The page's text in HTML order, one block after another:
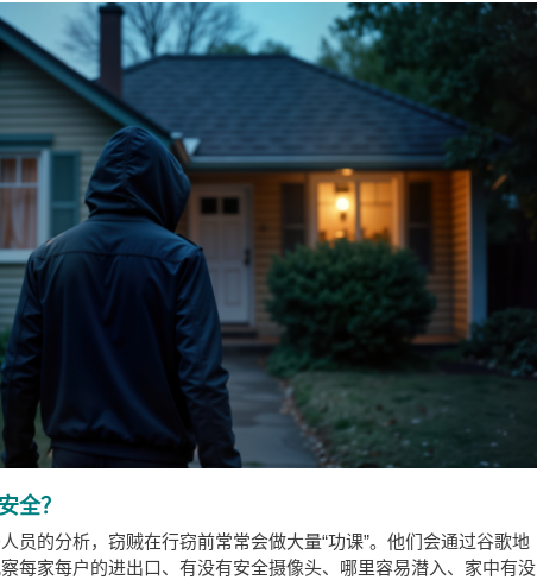
全？
员的分析，窃贼在行窃前常常会做大量“功课”。他们会通过谷歌地
每家每户的进出口、有没有安全摄像头、哪里容易潜入、家中有没